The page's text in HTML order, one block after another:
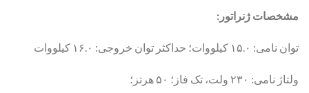
مشخصات ژنراتور :
توان نامی: ۱۵.۰ کیلووات؛ حداکثر توان خروجی: ۱۶.۰ کیلووات
ولتاژ نامی: ۲۳۰ ولت، تک فاز؛ ۵۰ هرتز؛